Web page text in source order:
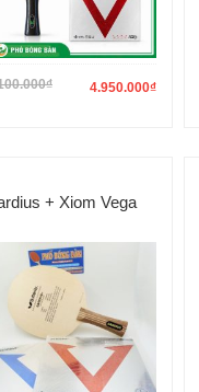
₫ 4.950.000₫
+ Xiom Vega